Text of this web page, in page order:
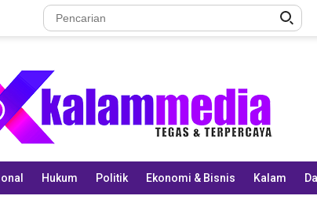
Hukum Politik Ekonomi & Bisnis Kalam